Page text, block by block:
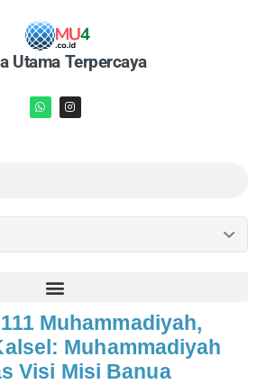
Utama Terpercaya
Muhammadiyah,
Muhammadiyah
Visi Misi Banua